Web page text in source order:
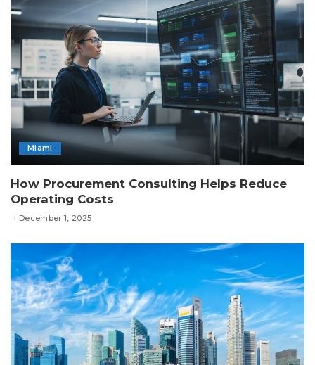
Miami
How Procurement Consulting Helps Reduce
Operating Costs
December 1, 2025